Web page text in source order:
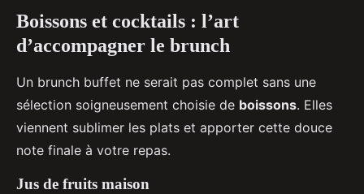
Boissons et cocktails : l’art
d’accompagner le brunch
Un brunch buffet ne serait pas complet sans une
sélection soigneusement choisie de boissons. Elles
viennent sublimer les plats et apporter cette douce
note finale à votre repas.
Jus de fruits maison